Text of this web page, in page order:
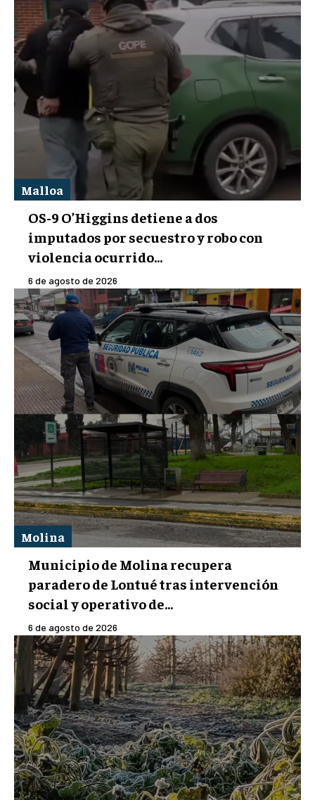
Malloa
OS-9 O’Higgins detiene a dos
imputados por secuestro y robo con
violencia ocurrido...
6 de agosto de 2026
Molina
Municipio de Molina recupera
paradero de Lontué tras intervención
social y operativo de...
6 de agosto de 2026